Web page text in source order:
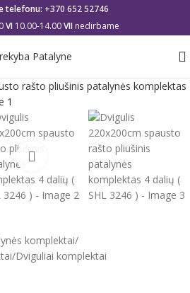
telefonu: +370 652 52746
VI 10.00-14.00VII nedirbame
komplektai/
/Dviguliai komplektai